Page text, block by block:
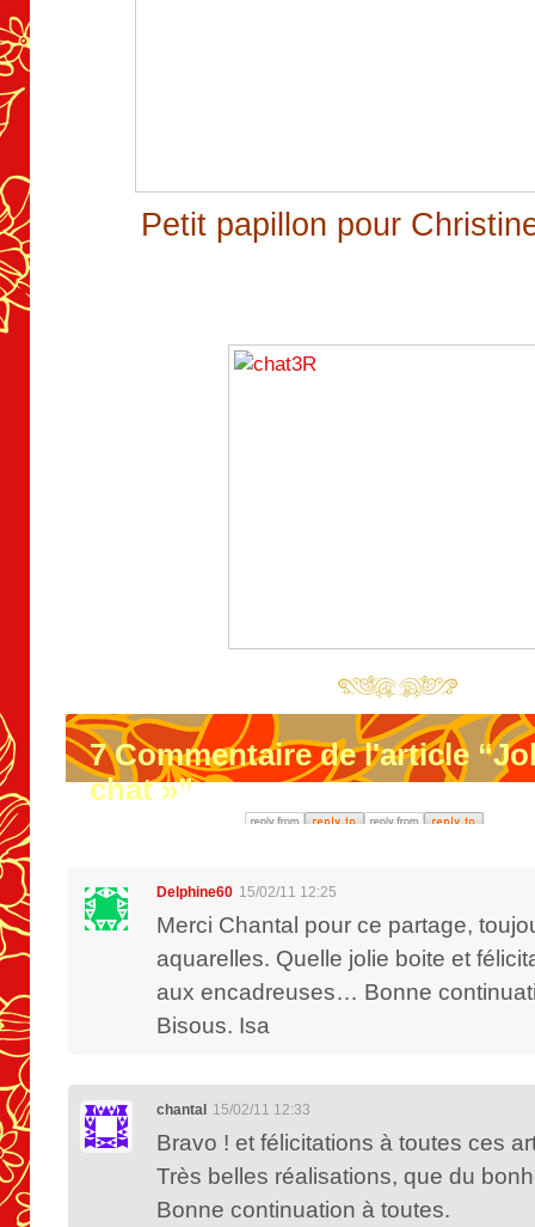
Petit papillon pour
7Commentaire de l'article
chat »”
Delphine60 15/02/11 12:25
Merci Chantal pour ce partage,
aquarelles. Quelle jolie boite et
aux encadreuses… Bonne
Bisous. Isa
chantal 15/02/11 12:33
Bravo ! et félicitations à toutes ces
Très belles réalisations, que du
Bonne continuation à toutes.